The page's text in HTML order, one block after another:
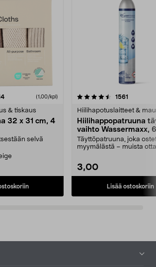
arvostelut (1,00/kpl)
& tiskaus
32 x 31 cm, 4
selvä
1561
Hiilihapotuslaitteet &
Hiilihappopatruuna
vaihto Wassermaxx,
Täyttöpatruuna, joka
myymälästä – muista
3,00
Lisää ostoskoriin
4.5viidestä